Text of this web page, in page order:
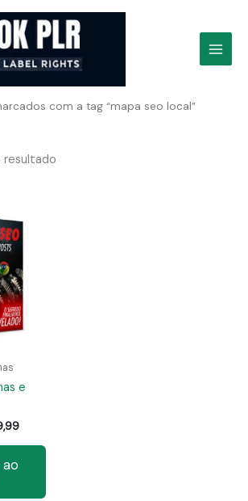
com a tag “mapa seo local”
resultado
e
O